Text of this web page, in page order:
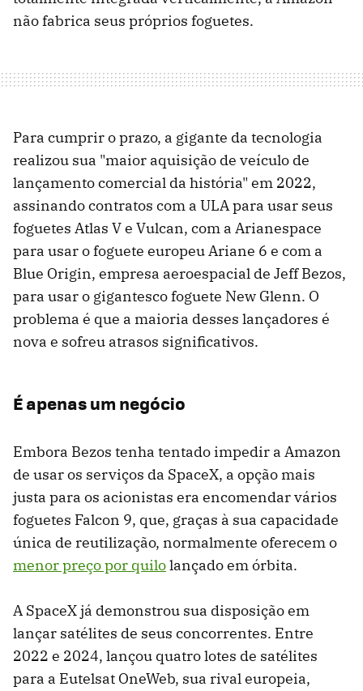
não fabrica seus próprios foguetes.
Para cumprir o prazo, a gigante da tecnologia
realizou sua "maior aquisição de veículo de
lançamento comercial da história" em 2022,
assinando contratos com a ULA para usar seus
foguetes Atlas V e Vulcan, com a Arianespace
para usar o foguete europeu Ariane 6 e com a
Blue Origin, empresa aeroespacial de Jeff Bezos,
para usar o gigantesco foguete New Glenn. O
problema é que a maioria desses lançadores é
nova e sofreu atrasos significativos.
É apenas um negócio
Embora Bezos tenha tentado impedir a Amazon
de usar os serviços da SpaceX, a opção mais
justa para os acionistas era encomendar vários
foguetes Falcon 9, que, graças à sua capacidade
única de reutilização, normalmente oferecem o
menor preço por quilolançado em órbita.
A SpaceX já demonstrou sua disposição em
lançar satélites de seus concorrentes. Entre
2022 e 2024, lançou quatro lotes de satélites
para a Eutelsat OneWeb, sua rival europeia,